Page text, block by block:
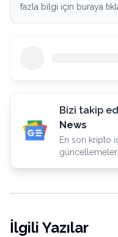
fazla bilgi için buraya
Bizi takip
News
En son kripto
İlgili Yazılar